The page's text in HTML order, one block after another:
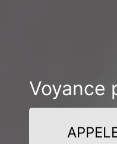
Voyance